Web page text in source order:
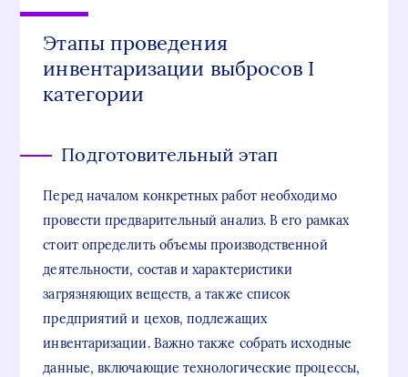
Этапы проведения
инвентаризации выбросов I
категории
Подготовительный этап
Перед началом конкретных работ необходимо
провести предварительный анализ. В его рамках
стоит определить объемы производственной
деятельности, состав и характеристики
загрязняющих веществ, а также список
предприятий и цехов, подлежащих
инвентаризации. Важно также собрать исходные
данные, включающие технологические процессы,